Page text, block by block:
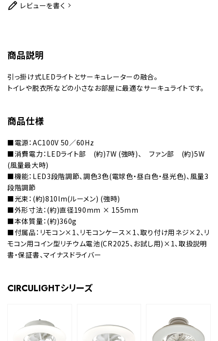
レビューを書く
商品説明
引っ掛け式LEDライトとサーキュレーターの融合。
トイレや脱衣所などの小さなお部屋に最適なサーキュライトです。
商品仕様
■電源：AC100V 50／60Hz
■消費電力：LEDライト部 (約)7W (強時)、 ファン部 (約)5W
(風量最大時)
■機能：LED3段階調節、調色3色(電球色・昼白色・昼光色)、風量3
段階調節
■光束：(約)810lm(ルーメン) (強時)
■外形寸法：(約)直径190mm × 155mm
■本体質量：(約)360g
■付属品：リモコン×1、リモコンケース×1、取り付け用ネジ×2、リ
モコン用コイン型リチウム電池(CR2025、お試し用)×1、取扱説明
書・保証書、マイナスドライバー
CIRCULIGHTシリーズ